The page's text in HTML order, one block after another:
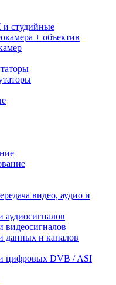
студийные
+ объектив
видео, аудио и
аудиосигналов
видеосигналов
данных и каналов
цифровых DVB / ASI